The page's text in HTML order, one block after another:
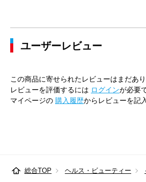
ユーザーレビュー
この商品に寄せられたレビューはまだあり
レビューを評価するには ログインが必要
マイページの 購入履歴からレビューを記
総合TOP ヘルス・ビューティー